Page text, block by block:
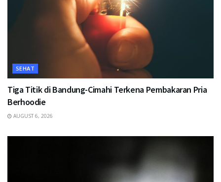
SEHAT
Tiga Titik di Bandung-Cimahi Terkena Pembakaran Pria
Berhoodie
AUGUST 6, 2026